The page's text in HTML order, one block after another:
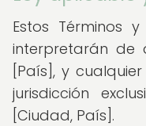
Estos Términos
interpretarán de
[País], y
jurisdicción
[Ciudad, País].